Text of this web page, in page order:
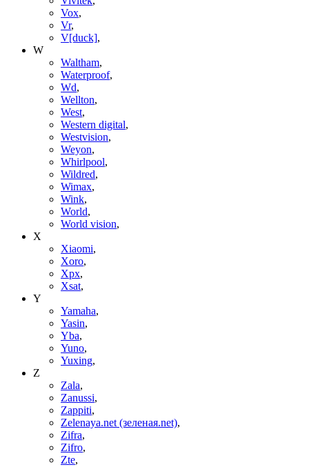
Vox,
Vr,
V[duck],
W
Waltham,
Waterproof,
Wd,
Wellton,
West,
Western digital,
Westvision,
Weyon,
Whirlpool,
Wildred,
Wimax,
Wink,
World,
World vision,
X
Xiaomi,
Xoro,
Xpx,
Xsat,
Y
Yamaha,
Yasin,
Yba,
Yuno,
Yuxing,
Z
Zala,
Zanussi,
Zappiti,
Zelenaya.net (зеленая.net),
Zifra,
Zifro,
Zte,